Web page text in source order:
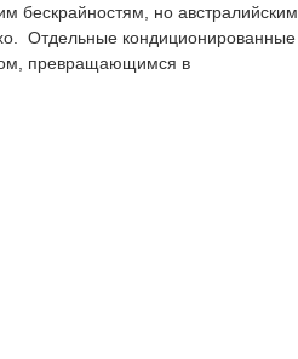
бескрайностям, но австралийским
Отдельные кондиционированные
превращающимся в